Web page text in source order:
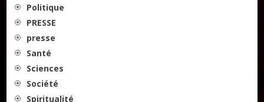
Politique
PRESSE
presse
Santé
Sciences
Société
Spiritualité